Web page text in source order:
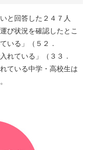
と回答した２４７人
び状況を確認したとこ
いる」（５２．
れている」（３３．
ている中学・高校生は